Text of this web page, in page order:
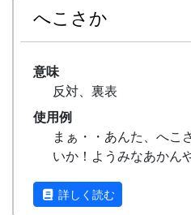
へこさか
意味
反対、裏表
使用例
まぁ・・あんた、へこ
いか！ようみなあかん
詳しく読む